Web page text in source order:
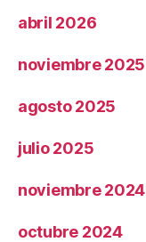
abril 2026
noviembre 2025
agosto 2025
julio 2025
noviembre 2024
octubre 2024